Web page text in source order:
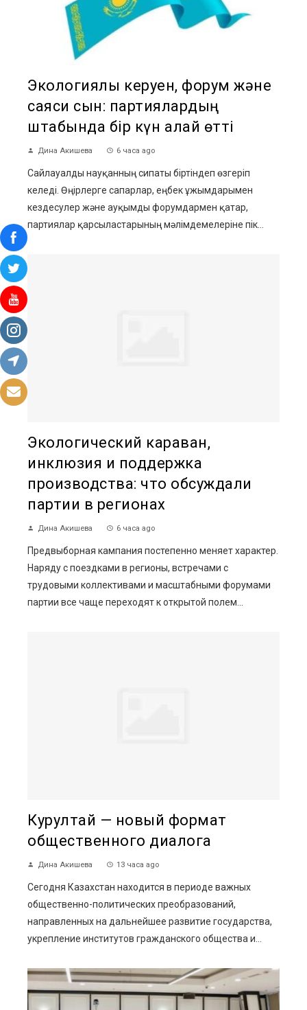
Экологиялық керуен, форум және
саяси сын: партиялардың
штабында бір күн қалай өтті
Дина Акишева 6 часа ago
Сайлауалды науқанның сипаты біртіндеп өзгеріп
келеді. Өңірлерге сапарлар, еңбек ұжымдарымен
кездесулер және ауқымды форумдармен қатар,
партиялар қарсыластарының мәлімдемелеріне пік...
Экологический караван,
инклюзия и поддержка
производства: что обсуждали
партии в регионах
Дина Акишева 6 часа ago
Предвыборная кампания постепенно меняет характер.
Наряду с поездками в регионы, встречами с
трудовыми коллективами и масштабными форумами
партии все чаще переходят к открытой полем...
Курултай — новый формат
общественного диалога
Дина Акишева 13 часа ago
Сегодня Казахстан находится в периоде важных
общественно-политических преобразований,
направленных на дальнейшее развитие государства,
укрепление институтов гражданского общества и...